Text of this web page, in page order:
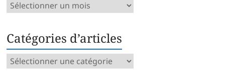
Archives
Catégories d’articles
Catégories